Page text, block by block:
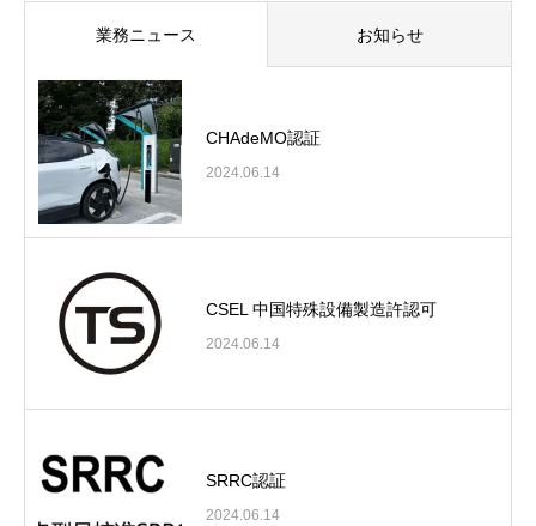
業務ニュース お知らせ
CHAdeMO認証
2024.06.14
CSEL 中国特殊設備製造許認可
2024.06.14
SRRC認証
2024.06.14